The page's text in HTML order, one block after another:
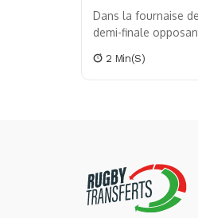
Dans la fournaise
demi-finale
contrairement à
2 Min(s)